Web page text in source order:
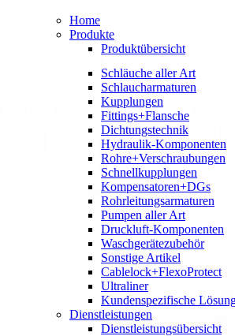
Home
Produkte
Produktübersicht
Schläuche aller Art
Schlaucharmaturen
Kupplungen
Fittings+Flansche
Dichtungstechnik
Hydraulik-Komponenten
Rohre+Verschraubungen
Schnellkupplungen
Kompensatoren+DGs
Rohrleitungsarmaturen
Pumpen aller Art
Druckluft-Komponenten
Waschgerätezubehör
Sonstige Artikel
Cablelock+FlexoProtect
Ultraliner
Kundenspezifische
Dienstleistungen
Dienstleistungsübersicht